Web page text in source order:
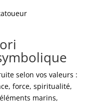
selon vos valeurs :
force, spiritualité,
marins,